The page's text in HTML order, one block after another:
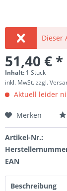
Dieser
51,40 € *
Inhalt: 1 Stück
inkl. MwSt.zzgl.
Aktuell leider
Merken
Artikel-Nr.:
EAN
Beschreibung